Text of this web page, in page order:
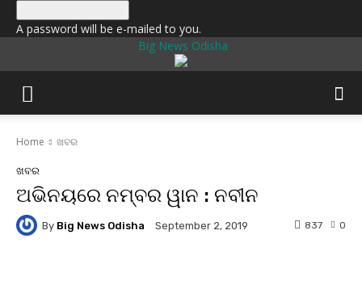
A password will be e-mailed to you.
Big News Odisha
Home ଖବର
ଖବର
ଅଭିନୟରେ ନମ୍ବର ୱାନ : ନବୀନ
By Big News Odisha September 2, 2019 0
837